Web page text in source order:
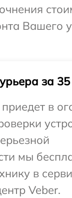
Вашего
за
в
мы
в
Veber.